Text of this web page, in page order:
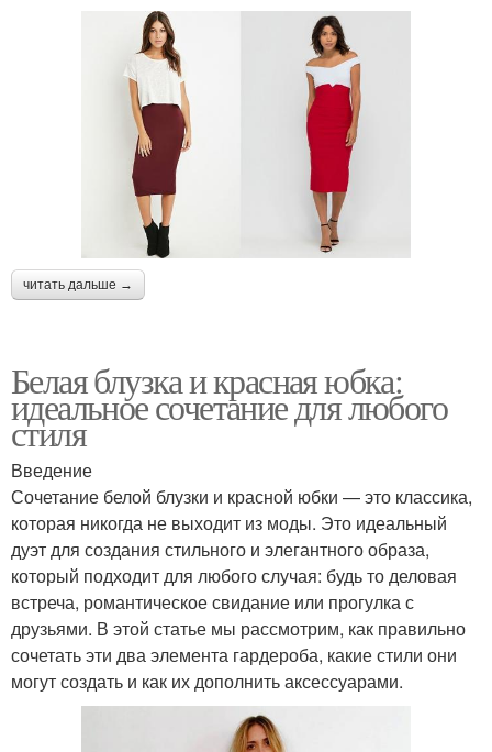
читать дальше →
Белая блузка и красная юбка:
идеальное сочетание для любого
стиля
Введение
Сочетание белой блузки и красной юбки — это классика,
которая никогда не выходит из моды. Это идеальный
дуэт для создания стильного и элегантного образа,
который подходит для любого случая: будь то деловая
встреча, романтическое свидание или прогулка с
друзьями. В этой статье мы рассмотрим, как правильно
сочетать эти два элемента гардероба, какие стили они
могут создать и как их дополнить аксессуарами.